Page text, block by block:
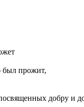
был прожит,
добру и